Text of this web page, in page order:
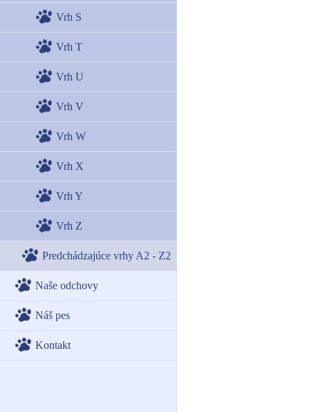
Vrh S
Vrh T
Vrh U
Vrh V
Vrh W
Vrh X
Vrh Y
Vrh Z
Predchádzajúce vrhy A2 - Z2
Naše odchovy
Náš pes
Kontakt